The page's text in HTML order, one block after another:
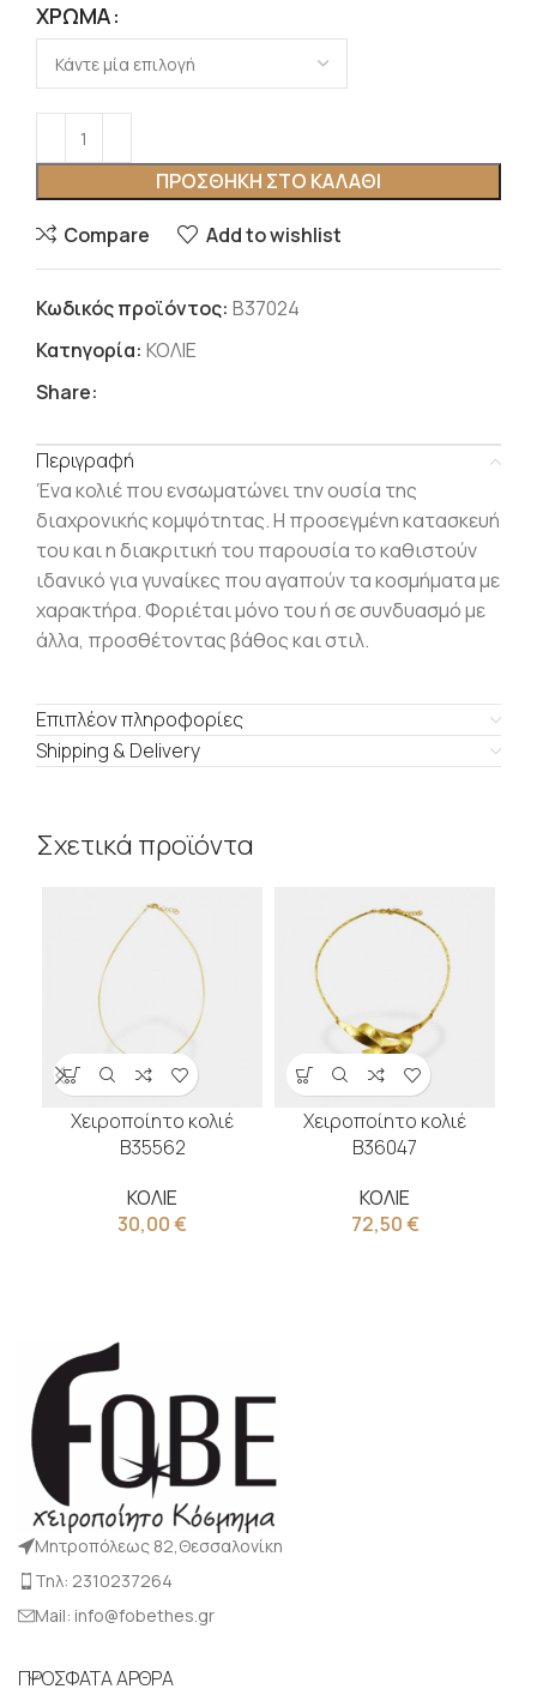
ΧΡΏΜΑ
ΠΡΟΣΘΉΚΗ ΣΤΟ ΚΑΛΆΘΙ
Compare Add to wishlist
Κωδικός προϊόντος: Β37024
Κατηγορία: ΚΟΛΙΕ
Share:
Περιγραφή
Ένα κολιέ που ενσωματώνει την ουσία της
διαχρονικής κομψότητας.Η προσεγμένη κατασκευή
του και η διακριτική του παρουσία το καθιστούν
ιδανικό για γυναίκες που αγαπούν τα κοσμήματα με
χαρακτήρα.Φοριέται μόνο του ή σε συνδυασμό με
άλλα, προσθέτοντας βάθος και στιλ.
Επιπλέον πληροφορίες
Shipping & Delivery
Σχετικά προϊόντα
Χειροποίητο κολιέ
Β35562
ΚΟΛΙΕ
30,00€
Χειροποίητο κολιέ
Β36047
ΚΟΛΙΕ
72,50€
Μητροπόλεως 82,Θεσσαλονίκη
Τηλ: 2310237264
Mail: info@fobethes.gr
ΠΡΟΣΦΑΤΑ ΑΡΘΡΑ